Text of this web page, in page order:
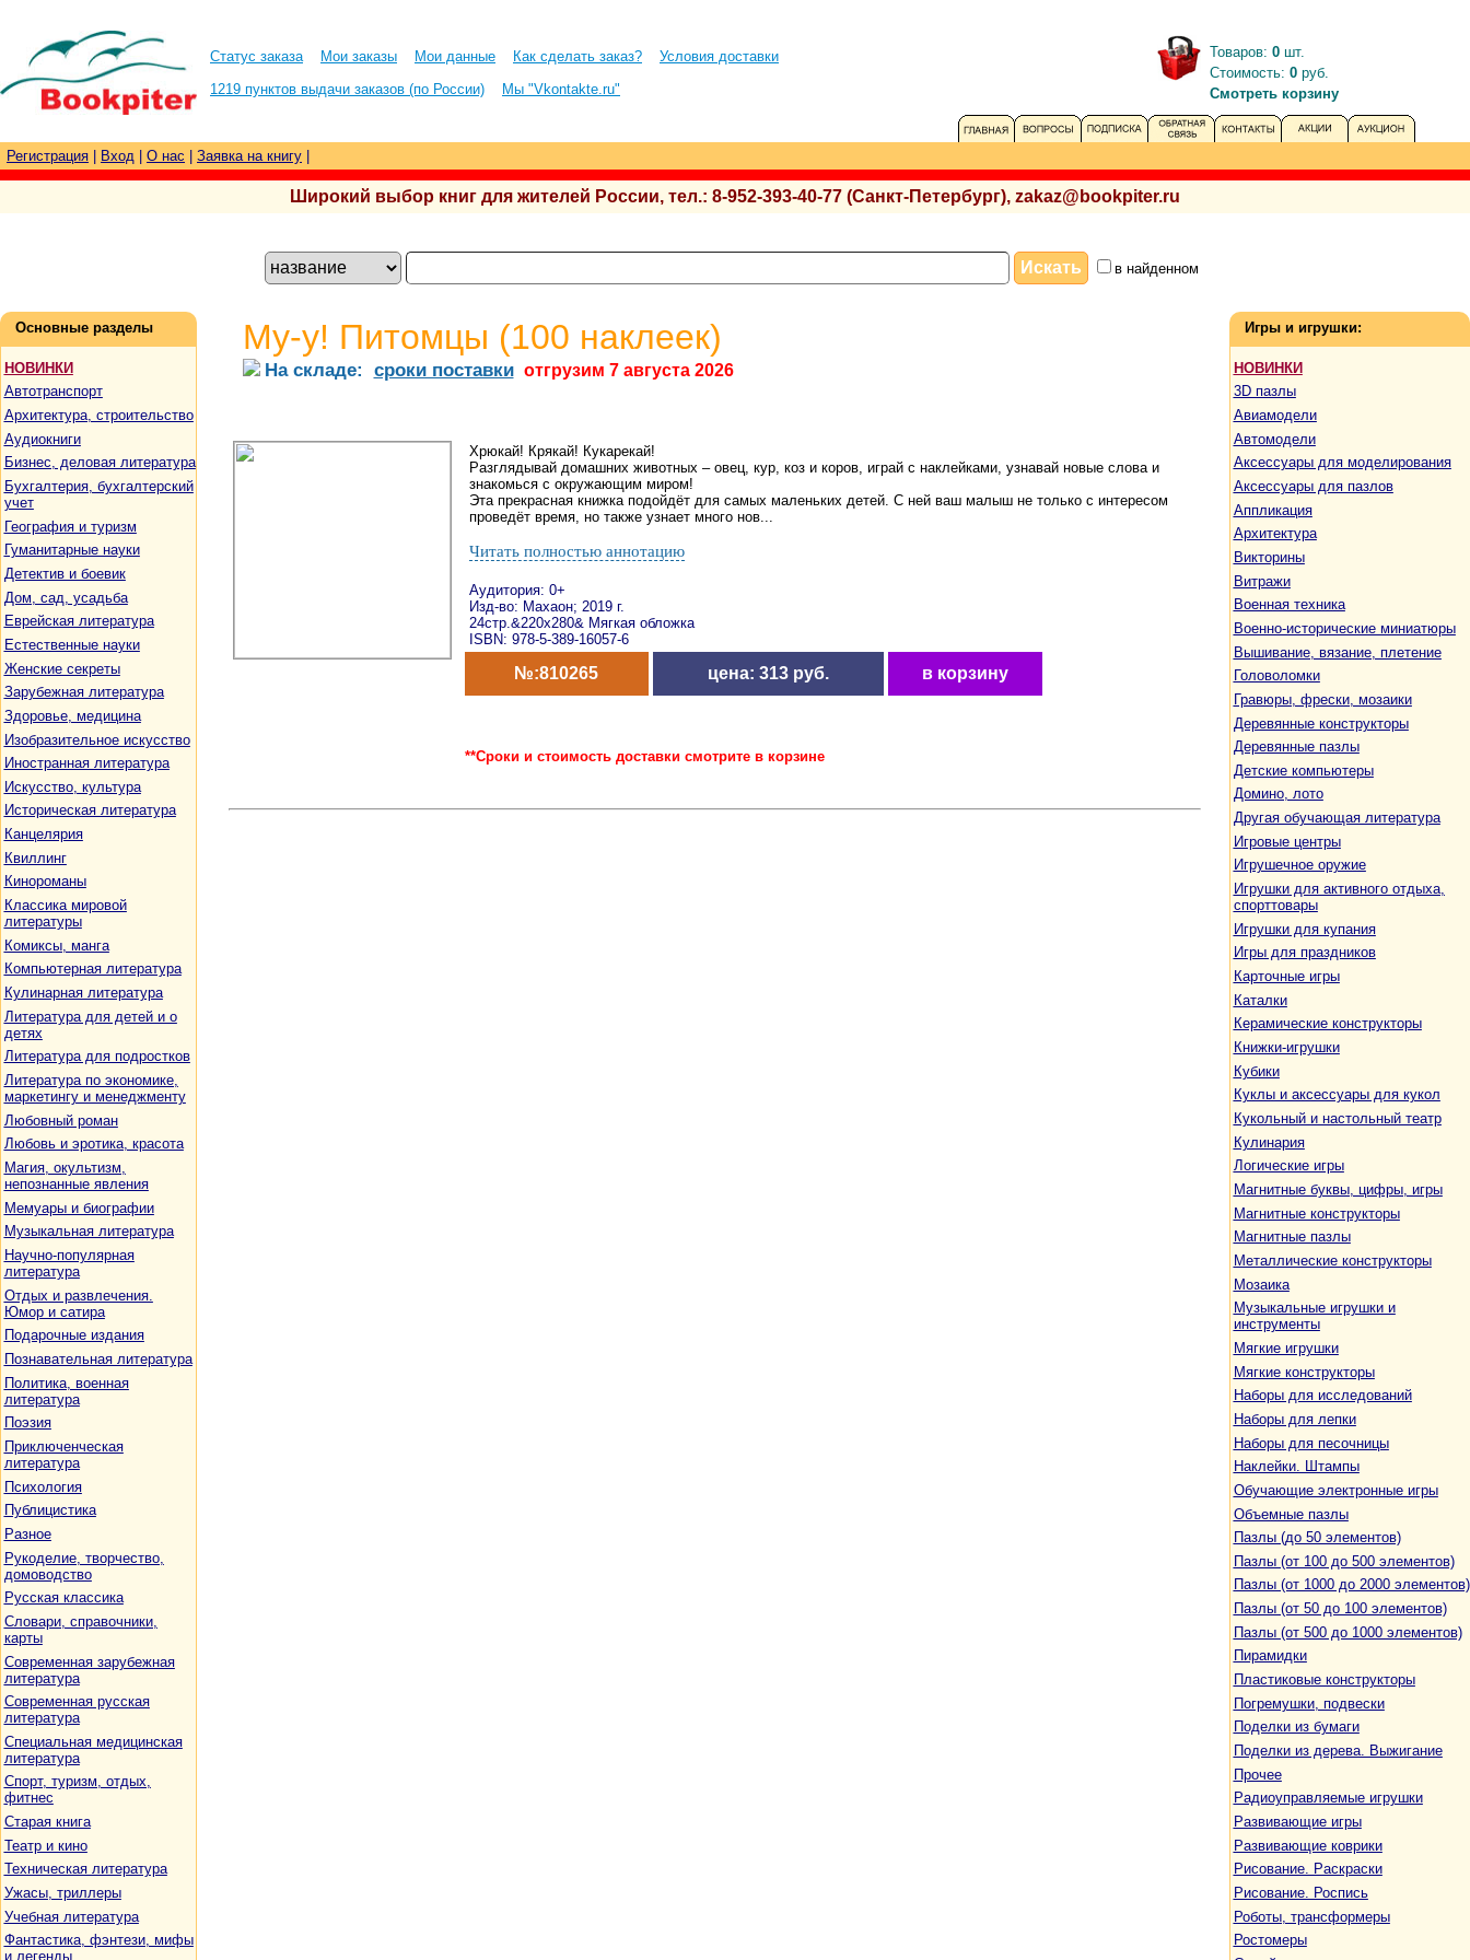
Статус заказа Мои заказы Мои данные Как сделать заказ?
Условия доставки
1219 пунктов выдачи заказов (по России)
Мы "Vkontakte.ru"
Товаров: 0 шт.
Стоимость: 0 руб.
Смотреть корзину
Регистрация Вход О нас Заявка на книгу
Широкий выбор книг для жителей России, тел.: 8-952-393-40-77 (Санкт-Петербург), zakaz@bookpiter.ru
в найденном
Основные разделы
НОВИНКИ
Автотранспорт
Архитектура, строительство
Аудиокниги
Бизнес, деловая литература
Бухгалтерия, бухгалтерский
учет
География и туризм
Гуманитарные науки
Детектив и боевик
Дом, сад, усадьба
Еврейская литература
Естественные науки
Женские секреты
Зарубежная литература
Здоровье, медицина
Изобразительное искусство
Иностранная литература
Искусство, культура
Историческая литература
Канцелярия
Квиллинг
Кинороманы
Классика мировой
литературы
Комиксы, манга
Компьютерная литература
Кулинарная литература
Литература для детей и о
детях
Литература для подростков
Литература по экономике,
маркетингу и менеджменту
Любовный роман
Любовь и эротика, красота
Магия, окультизм,
непознанные явления
Мемуары и биографии
Музыкальная литература
Научно-популярная
литература
Отдых и развлечения.
Юмор и сатира
Подарочные издания
Познавательная литература
Политика, военная
литература
Поэзия
Приключенческая
литература
Психология
Публицистика
Разное
Рукоделие, творчество,
домоводство
Русская классика
Словари, справочники,
карты
Современная зарубежная
литература
Современная русская
литература
Специальная медицинская
литература
Спорт, туризм, отдых,
фитнес
Старая книга
Театр и кино
Техническая литература
Ужасы, триллеры
Учебная литература
Фантастика, фэнтези, мифы
и легенды
Му-у! Питомцы (100 наклеек)
На складе: сроки поставки отгрузим 7 августа 2026
Хрюкай! Крякай! Кукарекай!
Разглядывай домашних животных – овец, кур, коз и коров, играй с наклейками, узнавай новые слова и
знакомься с окружающим миром!
Эта прекрасная книжка подойдёт для самых маленьких детей. С ней ваш малыш не только с интересом
проведёт время, но также узнает много нов...
Читать полностью аннотацию
Аудитория: 0+
Изд-во: Махаон; 2019 г.
24стр.&220x280& Мягкая обложка
ISBN: 978-5-389-16057-6
№:810265 цена: 313 руб. в корзину
**Сроки и стоимость доставки смотрите в корзине
Игры и игрушки:
НОВИНКИ
3D пазлы
Авиамодели
Автомодели
Аксессуары для моделирования
Аксессуары для пазлов
Аппликация
Архитектура
Викторины
Витражи
Военная техника
Военно-исторические миниатюры
Вышивание, вязание, плетение
Головоломки
Гравюры, фрески, мозаики
Деревянные конструкторы
Деревянные пазлы
Детские компьютеры
Домино, лото
Другая обучающая литература
Игровые центры
Игрушечное оружие
Игрушки для активного отдыха,
спорттовары
Игрушки для купания
Игры для праздников
Карточные игры
Каталки
Керамические конструкторы
Книжки-игрушки
Кубики
Куклы и аксессуары для кукол
Кукольный и настольный театр
Кулинария
Логические игры
Магнитные буквы, цифры, игры
Магнитные конструкторы
Магнитные пазлы
Металлические конструкторы
Мозаика
Музыкальные игрушки и
инструменты
Мягкие игрушки
Мягкие конструкторы
Наборы для исследований
Наборы для лепки
Наборы для песочницы
Наклейки. Штампы
Обучающие электронные игры
Объемные пазлы
Пазлы (до 50 элементов)
Пазлы (от 100 до 500 элементов)
Пазлы (от 1000 до 2000 элементов)
Пазлы (от 50 до 100 элементов)
Пазлы (от 500 до 1000 элементов)
Пирамидки
Пластиковые конструкторы
Погремушки, подвески
Поделки из бумаги
Поделки из дерева. Выжигание
Прочее
Радиоуправляемые игрушки
Развивающие игры
Развивающие коврики
Рисование. Раскраски
Рисование. Роспись
Роботы, трансформеры
Ростомеры